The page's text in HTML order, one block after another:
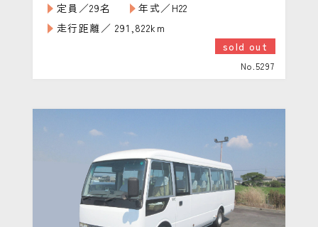
定員／29名
年式／H22
走行距離／ 291,822km
sold out
No.5297